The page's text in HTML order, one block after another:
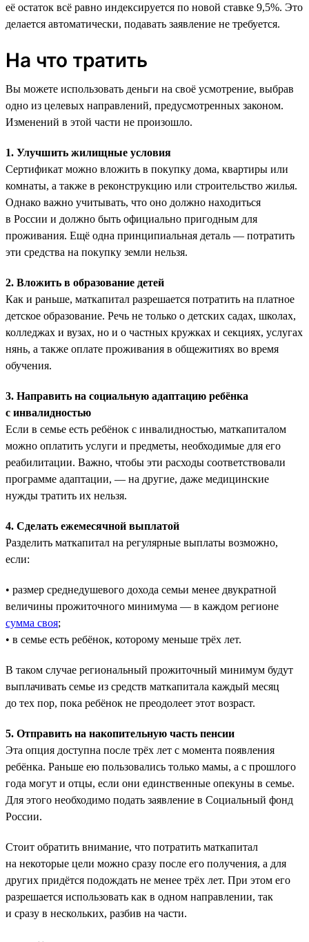
её остаток всё равно индексируется по новой ставке 9,5%. Это
делается автоматически, подавать заявление не требуется.
На что тратить
Вы можете использовать деньги на своё усмотрение, выбрав
одно из целевых направлений, предусмотренных законом.
Изменений в этой части не произошло.
1. Улучшить жилищные условия
Сертификат можно вложить в покупку дома, квартиры или
комнаты, а также в реконструкцию или строительство жилья.
Однако важно учитывать, что оно должно находиться
в России и должно быть официально пригодным для
проживания. Ещё одна принципиальная деталь — потратить
эти средства на покупку земли нельзя.
2. Вложить в образование детей
Как и раньше, маткапитал разрешается потратить на платное
детское образование. Речь не только о детских садах, школах,
колледжах и вузах, но и о частных кружках и секциях, услугах
нянь, а также оплате проживания в общежитиях во время
обучения.
3. Направить на социальную адаптацию ребёнка
с инвалидностью
Если в семье есть ребёнок с инвалидностью, маткапиталом
можно оплатить услуги и предметы, необходимые для его
реабилитации. Важно, чтобы эти расходы соответствовали
программе адаптации, — на другие, даже медицинские
нужды тратить их нельзя.
4. Сделать ежемесячной выплатой
Разделить маткапитал на регулярные выплаты возможно,
если:
• размер среднедушевого дохода семьи менее двукратной
величины прожиточного минимума — в каждом регионе
сумма своя;
• в семье есть ребёнок, которому меньше трёх лет.
В таком случае региональный прожиточный минимум будут
выплачивать семье из средств маткапитала каждый месяц
до тех пор, пока ребёнок не преодолеет этот возраст.
5. Отправить на накопительную часть пенсии
Эта опция доступна после трёх лет с момента появления
ребёнка. Раньше ею пользовались только мамы, а с прошлого
года могут и отцы, если они единственные опекуны в семье.
Для этого необходимо подать заявление в Социальный фонд
России.
Стоит обратить внимание, что потратить маткапитал
на некоторые цели можно сразу после его получения, а для
других придётся подождать не менее трёх лет. При этом его
разрешается использовать как в одном направлении, так
и сразу в нескольких, разбив на части.